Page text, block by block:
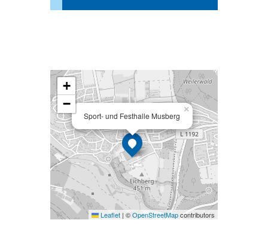
Sport- und Festhalle Musberg
×
+
−
Leaflet | ©OpenStreetMapcontributors